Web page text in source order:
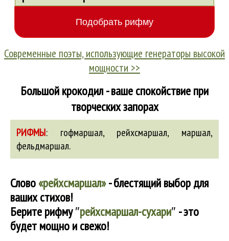
Современные поэты, использующие генераторы высокой
мощности >>
Большой крокодил - ваше спокойствие при
творческих запорах
РИФМЫ: гофмаршал, рейхсмаршал, маршал,
фельдмаршал.
Слово«рейхсмаршал»- блестящий выбор для
ваших стихов!
Берите рифму″рейхсмаршал-сухари″ - это
будет мощно и свежо!